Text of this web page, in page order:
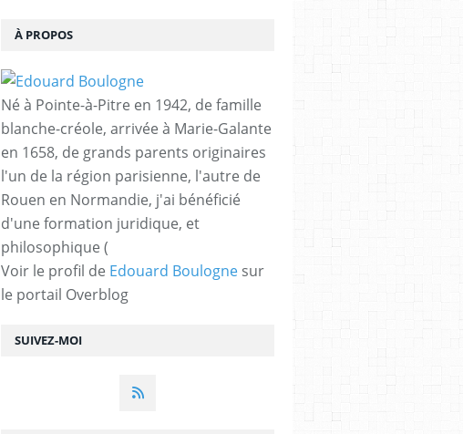
SUIVEZ-MOI
À PROPOS
Né à Pointe-à-Pitre en 1942, de famille
blanche-créole, arrivée à Marie-Galante
en 1658, de grands parents originaires
l'un de la région parisienne, l'autre de
Rouen en Normandie, j'ai bénéficié
d'une formation juridique, et
philosophique (
Voir le profil de Edouard Boulogne sur
le portail Overblog